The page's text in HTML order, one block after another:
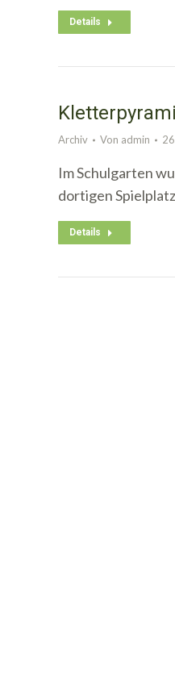
Details
Archiv Von admin
Im Schulgarten
dortigen
Details